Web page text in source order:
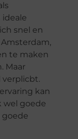
snel en
te maken
Maar
verplicbt.
kan
wel goede
goede